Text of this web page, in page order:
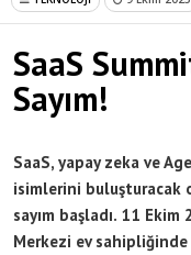
SaaS
Sayım!
SaaS, yapay zeka ve
isimlerini buluşturacak
sayım başladı. 11
Merkezi ev